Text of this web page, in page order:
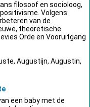
filosoof en socioloog,
Volgens
van de
theoretische
Orde en Vooruitgang
Augustijn, Augustin,
een baby met de